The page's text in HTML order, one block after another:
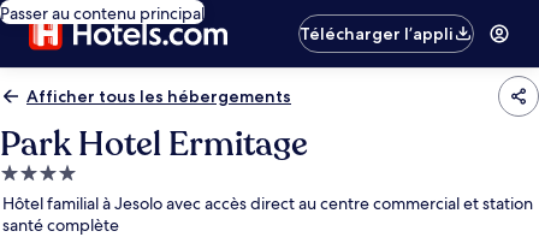
Passer au contenu principal
Télécharger l’appli
Afficher tous les hébergements
Park Hotel Ermitage
Hébergement
4.0 étoiles
Hôtel familial à Jesolo avec accès direct au centre commercial et station
santé complète